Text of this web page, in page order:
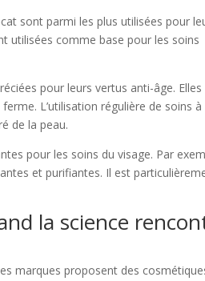
sont parmi les plus utilisées pour
utilisées comme base pour les soins
pour leurs vertus anti-âge. Elles
L’utilisation régulière de soins à
de la peau.
pour les soins du visage. Par
et purifiantes. Il est
la science
marques proposent des